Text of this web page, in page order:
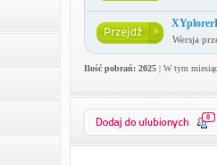
Wersja
Ilość pobrań: 2025| W tym
0